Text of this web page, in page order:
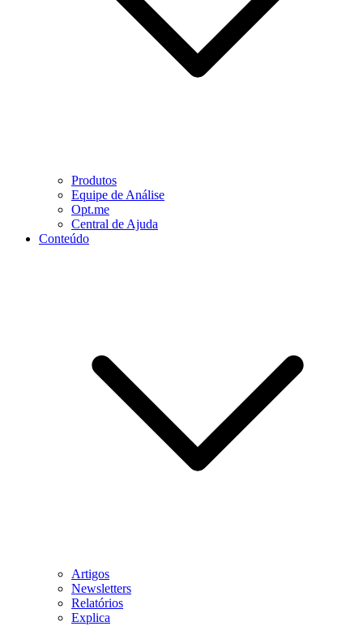
Produtos
Equipe de Análise
Opt.me
Central de Ajuda
Conteúdo
Artigos
Newsletters
Relatórios
Explica